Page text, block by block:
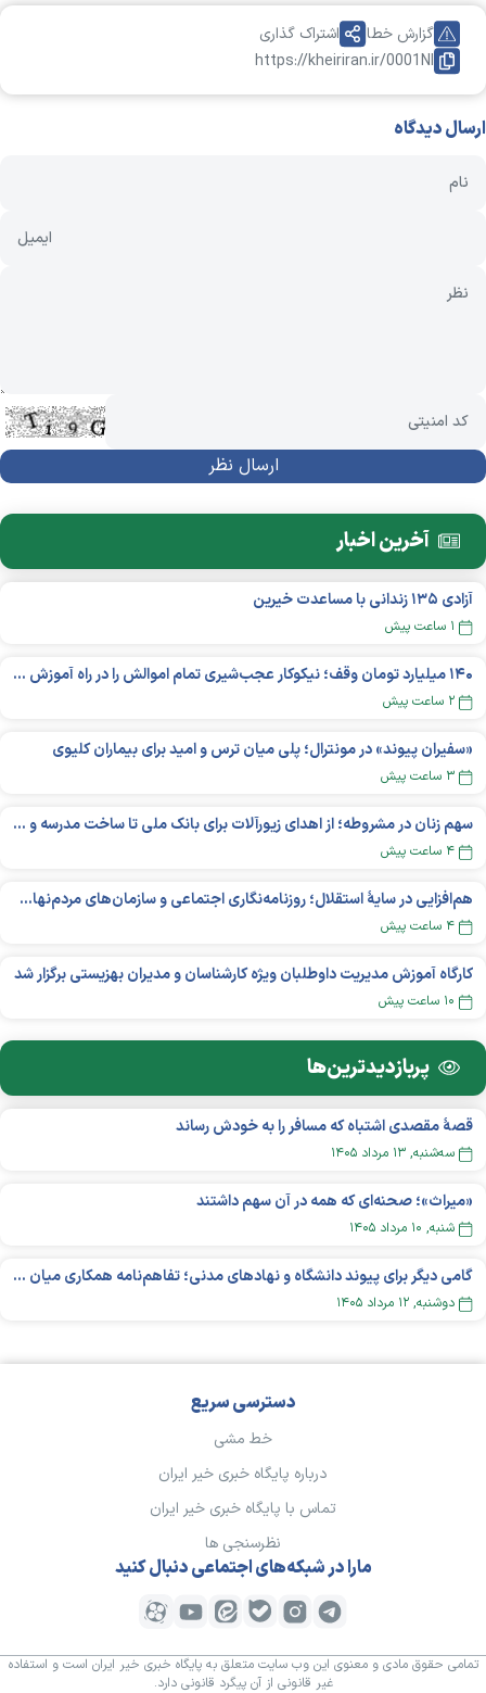
https://kheiriran.ir/0001NI
گزارش خطا اشتراک گذاری
ارسال دیدگاه
آخرین اخبار
آزادی ۱۳۵ زندانی با مساعدت خیرین
۱ ساعت پیش
۱۴۰ میلیارد تومان وقف؛ نیکوکار عجب‌شیری تمام اموالش را در راه آموزش بخشید
۲ ساعت پیش
«سفیران پیوند» در مونترال؛ پلی میان ترس و امید برای بیماران کلیوی
۳ ساعت پیش
سهم زنان در مشروطه؛ از اهدای زیورآلات برای بانک ملی تا ساخت مدرسه و یتیم‌خانه
۴ ساعت پیش
هم‌افزایی در سایهٔ استقلال؛ روزنامه‌نگاری اجتماعی و سازمان‌های مردم‌نهاد در اکوسیستم بین‌المللی غیردولتی‌ها
۴ ساعت پیش
کارگاه آموزش مدیریت داوطلبان ویژه کارشناسان و مدیران بهزیستی برگزار شد
۱۰ ساعت پیش
پربازدید‌ترین‌ها
قصهٔ مقصدی اشتباه که مسافر را به خودش رساند
سه‌شنبه, ۱۳ مرداد ۱۴۰۵
«میراث»؛ صحنه‌ای که همه در آن سهم داشتند
شنبه, ۱۰ مرداد ۱۴۰۵
گامی دیگر برای پیوند دانشگاه و نهادهای مدنی؛ تفاهم‌نامه همکاری میان «شبکه ملی» و «دانشگاه هنر ایران» منعقد شد
دوشنبه, ۱۲ مرداد ۱۴۰۵
دسترسی سریع
خط مشی
درباره پایگاه خبری خیر ایران
تماس با پایگاه خبری خیر ایران
نظرسنجی ها
مارا در شبکه‌های اجتماعی دنبال کنید
تمامی حقوق مادی و معنوی این وب سایت متعلق به پایگاه خبری خیر ایران است و استفاده
غیر قانونی از آن پیگرد قانونی دارد.